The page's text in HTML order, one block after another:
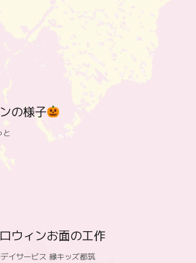
の様子
ウィンお面の工作
イサービス 縁キッズ都筑